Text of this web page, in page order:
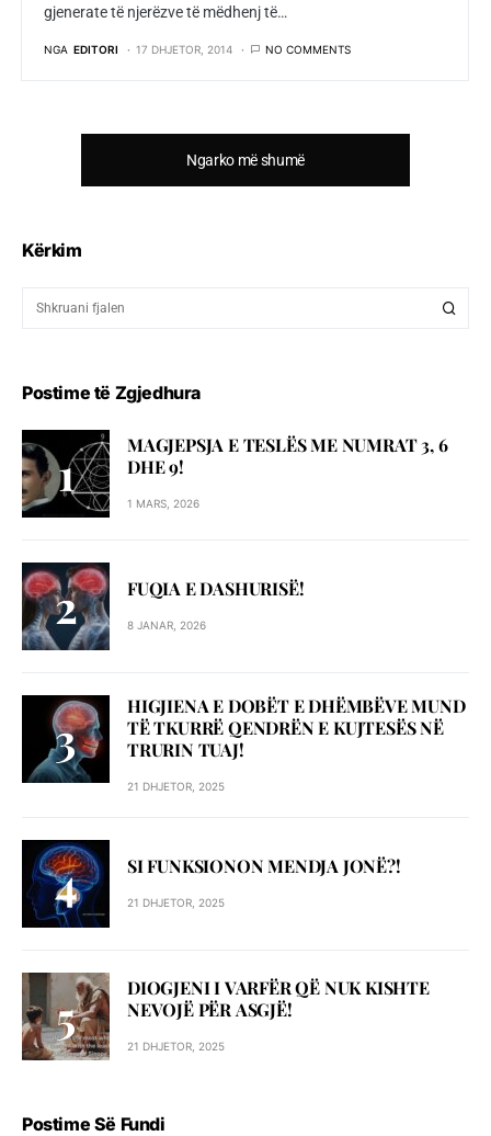
gjenerate të njerëzve të mëdhenj të…
NGA EDITORI 17 DHJETOR, 2014 NO COMMENTS
Ngarko më shumë
Kërkim
Postime të Zgjedhura
MAGJEPSJA E TESLËS ME NUMRAT 3, 6
DHE 9!
1 MARS, 2026
FUQIA E DASHURISË!
8 JANAR, 2026
HIGJIENA E DOBËT E DHËMBËVE MUND
TË TKURRË QENDRËN E KUJTESËS NË
TRURIN TUAJ!
21 DHJETOR, 2025
SI FUNKSIONON MENDJA JONË?!
21 DHJETOR, 2025
DIOGJENI I VARFËR QË NUK KISHTE
NEVOJË PËR ASGJË!
21 DHJETOR, 2025
Postime Së Fundi